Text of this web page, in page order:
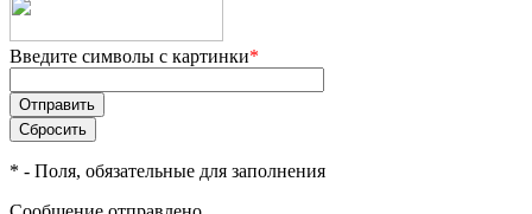
Введите символы с картинки*
* - Поля, обязательные для заполнения